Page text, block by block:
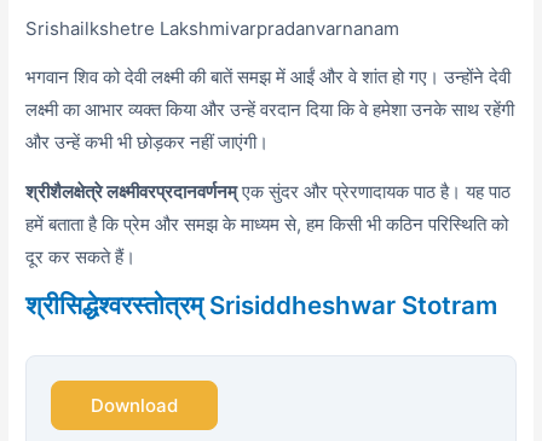
Srishailkshetre Lakshmivarpradanvarnanam
भगवान शिव को देवी लक्ष्मी की बातें समझ में आईं और वे शांत हो गए। उन्होंने देवी
लक्ष्मी का आभार व्यक्त किया और उन्हें वरदान दिया कि वे हमेशा उनके साथ रहेंगी
और उन्हें कभी भी छोड़कर नहीं जाएंगी।
श्रीशैलक्षेत्रे लक्ष्मीवरप्रदानवर्णनम्एक सुंदर और प्रेरणादायक पाठ है। यह पाठ
हमें बताता है कि प्रेम और समझ के माध्यम से, हम किसी भी कठिन परिस्थिति को
दूर कर सकते हैं।
श्रीसिद्धेश्वरस्तोत्रम् Srisiddheshwar Stotram
Download